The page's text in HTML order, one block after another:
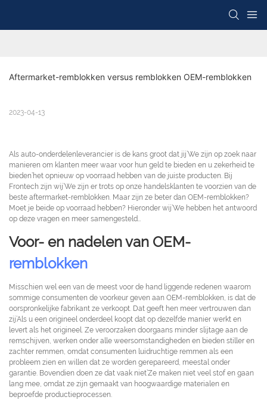
Aftermarket-remblokken versus remblokken OEM-remblokken
2023-04-13
Als auto-onderdelenleverancier is de kans groot dat jij’We zijn op zoek naar
manieren om klanten meer waar voor hun geld te bieden en u zekerheid te
bieden’het opnieuw op voorraad hebben van de juiste producten. Bij
Frontech zijn wij’We zijn er trots op onze handelsklanten te voorzien van de
beste aftermarket-remblokken. Maar zijn ze beter dan OEM-remblokken?
Moet je beide op voorraad hebben? Hieronder wij’We hebben het antwoord
op deze vragen en meer samengesteld…
Voor- en nadelen van OEM-
remblokken
Misschien wel een van de meest voor de hand liggende redenen waarom
sommige consumenten de voorkeur geven aan OEM-remblokken, is dat de
oorspronkelijke fabrikant ze verkoopt. Dat geeft hen meer vertrouwen dan
zij’Als u een origineel onderdeel koopt dat op dezelfde manier werkt en
levert als het origineel. Ze veroorzaken doorgaans minder slijtage aan de
remschijven, werken onder alle weersomstandigheden en bieden stiller en
zachter remmen, omdat consumenten luidruchtige remmen als een
probleem zien en willen dat ze worden gerepareerd, meestal onder
garantie. Bovendien doen ze dat vaak niet’Ze maken niet veel stof en gaan
lang mee, omdat ze zijn gemaakt van hoogwaardige materialen en
beproefde productieprocessen.